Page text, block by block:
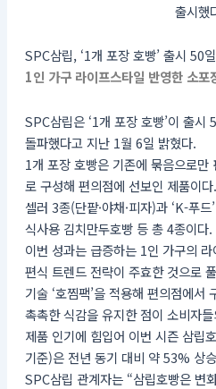
출시했
SPC삼립, ‘1개 포장 호빵’ 출시 50
1인 가구 라이프스타일 반영한 소포
SPC삼립은 ‘1개 포장 호빵’이 출
돌파했다고 지난 1월 6일 밝혔다.
1개 포장 호빵은 기존에 묶음으로만
로 구성해 편의점에 선보인 제품이
셀러 3종(단팥·야채·피자)과 ‘K-푸
식사용 김치만두호빵 등 총 4종이다.
이번 성과는 급증하는 1인 가구의
편식 트렌드 전략이 주효한 것으로
기술 ‘호찜팩’을 적용해 편의점에
촉촉한 식감을 유지한 점이 소비자
제품 인기에 힘입어 이번 시즌 삼립
기준)은 전년 동기 대비 약 53% 상
SPC삼립 관계자는 “삼립호빵은 변